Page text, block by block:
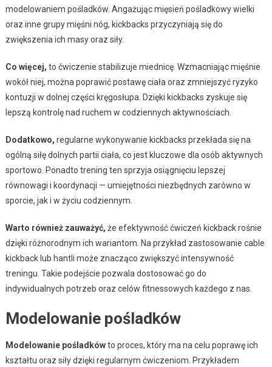
modelowaniem pośladków. Angażując mięsień pośladkowy wielki
oraz inne grupy mięśni nóg, kickbacks przyczyniają się do
zwiększenia ich masy oraz siły.
Co więcej, to ćwiczenie stabilizuje miednicę. Wzmacniając mięśnie
wokół niej, można poprawić postawę ciała oraz zmniejszyć ryzyko
kontuzji w dolnej części kręgosłupa. Dzięki kickbacks zyskuje się
lepszą kontrolę nad ruchem w codziennych aktywnościach.
Dodatkowo, regularne wykonywanie kickbacks przekłada się na
ogólną siłę dolnych partii ciała, co jest kluczowe dla osób aktywnych
sportowo. Ponadto trening ten sprzyja osiągnięciu lepszej
równowagi i koordynacji — umiejętności niezbędnych zarówno w
sporcie, jak i w życiu codziennym.
Warto również zauważyć, że efektywność ćwiczeń kickback rośnie
dzięki różnorodnym ich wariantom. Na przykład zastosowanie cable
kickback lub hantli może znacząco zwiększyć intensywność
treningu. Takie podejście pozwala dostosować go do
indywidualnych potrzeb oraz celów fitnessowych każdego z nas.
Modelowanie pośladków
Modelowanie pośladkówto proces, który ma na celu poprawę ich
kształtu oraz siły dzięki regularnym ćwiczeniom. Przykładem